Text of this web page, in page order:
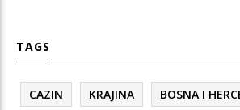
TAGS
CAZIN KRAJINA BOSNA I